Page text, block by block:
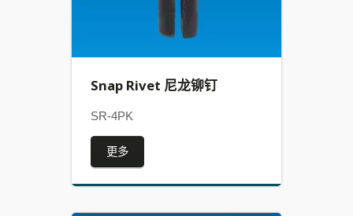
Snap Rivet 尼龙铆钉
SR-4PK
更多